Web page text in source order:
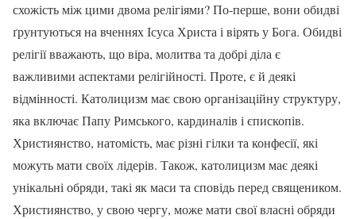
схожість між цими двома релігіями? По-перше, вони обидві
ґрунтуються на вченнях Ісуса Христа і вірять у Бога. Обидві
релігії вважають, що віра, молитва та добрі діла є
важливими аспектами релігійності. Проте, є й деякі
відмінності. Католицизм має свою організаційну структуру,
яка включає Папу Римського, кардиналів і єпископів.
Християнство, натомість, має різні гілки та конфесії, які
можуть мати своїх лідерів. Також, католицизм має деякі
унікальні обряди, такі як маси та сповідь перед священиком.
Християнство, у свою чергу, може мати свої власні обряди